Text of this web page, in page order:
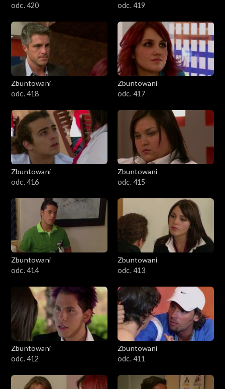
odc. 420
odc. 419
Zbuntowani
odc. 418
Zbuntowani
odc. 417
Zbuntowani
odc. 416
Zbuntowani
odc. 415
Zbuntowani
odc. 414
Zbuntowani
odc. 413
Zbuntowani
odc. 412
Zbuntowani
odc. 411